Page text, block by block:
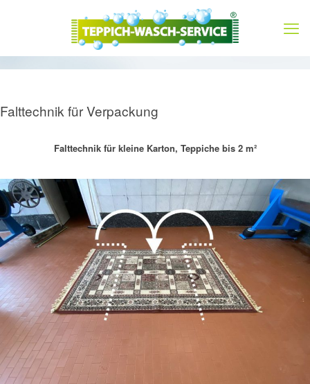
Falttechnik für Verpackung
Falttechnik für kleine Karton, Teppiche bis 2 m²